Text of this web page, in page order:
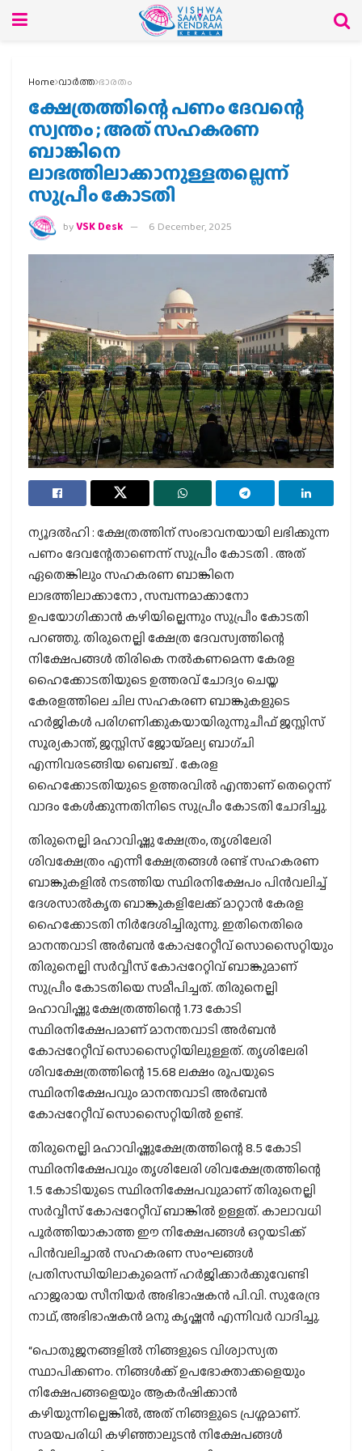
Home വാര്‍ത്ത ഭാരതം
ക്ഷേത്രത്തിന്റെ പണം ദേവന്റെ
സ്വന്തം ; അത് സഹകരണ
ബാങ്കിനെ
ലാഭത്തിലാക്കാനുള്ളതല്ലെന്ന്
സുപ്രീം കോടതി
byVSK Desk 6 December, 2025
ന്യൂദൽഹി : ക്ഷേത്രത്തിന് സംഭാവനയായി ലഭിക്കുന്ന
പണം ദേവന്റേതാണെന്ന് സുപ്രീം കോടതി . അത്
ഏതെങ്കിലും സഹകരണ ബാങ്കിനെ
ലാഭത്തിലാക്കാനോ , സമ്പന്നമാക്കാനോ
ഉപയോഗിക്കാൻ കഴിയില്ലെന്നും സുപ്രീം കോടതി
പറഞ്ഞു. തിരുനെല്ലി ക്ഷേത്ര ദേവസ്വത്തിന്റെ
നിക്ഷേപങ്ങൾ തിരികെ നൽകണമെന്ന കേരള
ഹൈക്കോടതിയുടെ ഉത്തരവ് ചോദ്യം ചെയ്ത
കേരളത്തിലെ ചില സഹകരണ ബാങ്കുകളുടെ
ഹർജികൾ പരിഗണിക്കുകയായിരുന്നുചീഫ് ജസ്റ്റിസ്
സൂര്യകാന്ത്, ജസ്റ്റിസ് ജോയ്‌മല്യ ബാഗ്ചി
എന്നിവരടങ്ങിയ ബെഞ്ച് . കേരള
ഹൈക്കോടതിയുടെ ഉത്തരവിൽ എന്താണ് തെറ്റെന്ന്
വാദം കേൾക്കുന്നതിനിടെ സുപ്രീം കോടതി ചോദിച്ചു.
തിരുനെല്ലി മഹാവിഷ്ണു ക്ഷേത്രം, തൃശിലേരി
ശിവക്ഷേത്രം എന്നീ ക്ഷേത്രങ്ങൾ രണ്ട് സഹകരണ
ബാങ്കുകളിൽ നടത്തിയ സ്ഥിരനിക്ഷേപം പിൻവലിച്ച്
ദേശസാൽകൃത ബാങ്കുകളിലേക്ക് മാറ്റാൻ കേരള
ഹൈക്കോടതി നിർദേശിച്ചിരുന്നു. ഇതിനെതിരെ
മാനന്തവാടി അർബൻ കോപ്പറേറ്റീവ് സൊസൈറ്റിയും
തിരുനെല്ലി സർവ്വീസ് കോപ്പറേറ്റിവ് ബാങ്കുമാണ്
സുപ്രീം കോടതിയെ സമീപിച്ചത്. തിരുനെല്ലി
മഹാവിഷ്ണു ക്ഷേത്രത്തിന്റെ 1.73 കോടി
സ്ഥിരനിക്ഷേപമാണ് മാനന്തവാടി അർബൻ
കോപ്പറേറ്റീവ് സൊസൈറ്റിയിലുള്ളത്. തൃശിലേരി
ശിവക്ഷേത്രത്തിന്റെ 15.68 ലക്ഷം രൂപയുടെ
സ്ഥിരനിക്ഷേപവും മാനന്തവാടി അർബൻ
കോപ്പറേറ്റീവ് സൊസൈറ്റിയിൽ ഉണ്ട്.
തിരുനെല്ലി മഹാവിഷ്ണുക്ഷേത്രത്തിന്റെ 8.5 കോടി
സ്ഥിരനിക്ഷേപവും തൃശിലേരി ശിവക്ഷേത്രത്തിന്റെ
1.5 കോടിയുടെ സ്ഥിരനിക്ഷേപവുമാണ് തിരുനെല്ലി
സർവ്വീസ് കോപ്പറേറ്റീവ് ബാങ്കിൽ ഉള്ളത്. കാലാവധി
പൂർത്തിയാകാത്ത ഈ നിക്ഷേപങ്ങൾ ഒറ്റയടിക്ക്
പിൻവലിച്ചാൽ സഹകരണ സംഘങ്ങൾ
പ്രതിസന്ധിയിലാകുമെന്ന് ഹർജിക്കാർക്കുവേണ്ടി
ഹാജരായ സീനിയർ അഭിഭാഷകൻ പി.വി. സുരേന്ദ്ര
നാഥ്‌, അഭിഭാഷകൻ മനു കൃഷ്ണൻ എന്നിവർ വാദിച്ചു.
“പൊതുജനങ്ങളിൽ നിങ്ങളുടെ വിശ്വാസ്യത
സ്ഥാപിക്കണം. നിങ്ങൾക്ക് ഉപഭോക്താക്കളെയും
നിക്ഷേപങ്ങളെയും ആകർഷിക്കാൻ
കഴിയുന്നില്ലെങ്കിൽ, അത് നിങ്ങളുടെ പ്രശ്നമാണ്.
സമയപരിധി കഴിഞ്ഞാലുടൻ നിക്ഷേപങ്ങൾ